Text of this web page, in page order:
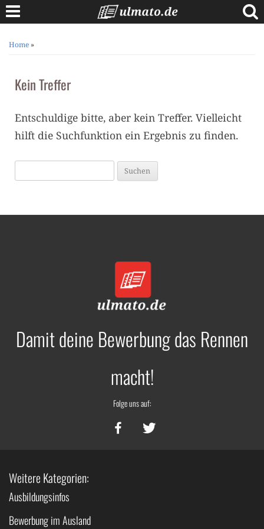
to
content
Lebenslauf
Vorstellungsgespräch
Home »
Kein Treffer
Entschuldige bitte, aber kein Treffer. Vielleicht
hilft die Suchfunktion ein Ergebnis zu finden.
Damit deine Bewerbung das Rennen
macht!
Folge uns auf:
Weitere Kategorien:
Ausbildungsinfos
Bewerbung im Ausland